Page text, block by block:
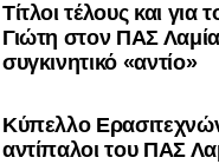
Τίτλοι τέλους και για
Γιώτη στον ΠΑΣ
συγκινητικό «αντίο»
Κύπελλο
αντίπαλοι του ΠΑΣ